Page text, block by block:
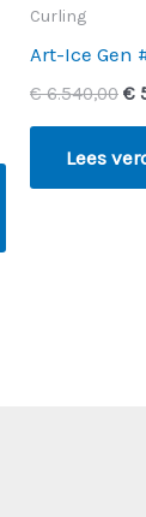
Curling
Art-Ice Gen
€6.540,00 €
Lees